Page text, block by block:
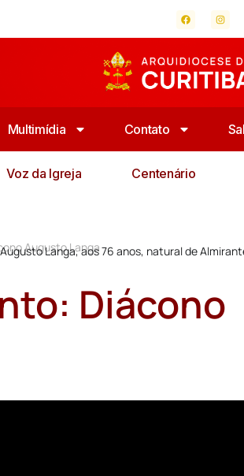
Multimídia Contato
Voz da Igreja Centenário
Augusto Langa
Langa, aos 76 anos, natural de
Diácono